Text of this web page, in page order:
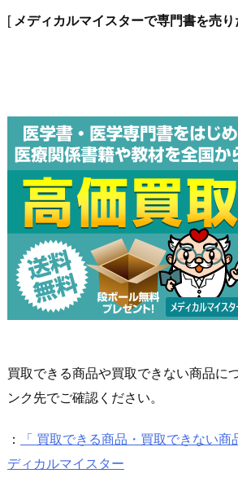
[ メディカルマイスターで専門書を売
買取できる商品や買取できない商品に
ンク先でご確認ください。
：
「 買取できる商品・買取できない商
ディカルマイスター